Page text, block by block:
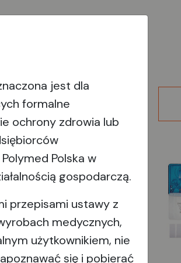
jest dla
formalne
ochrony zdrowia lub
Polska w
gospodarczą.
przepisami ustawy z
medycznych,
użytkownikiem, nie
się i pobierać